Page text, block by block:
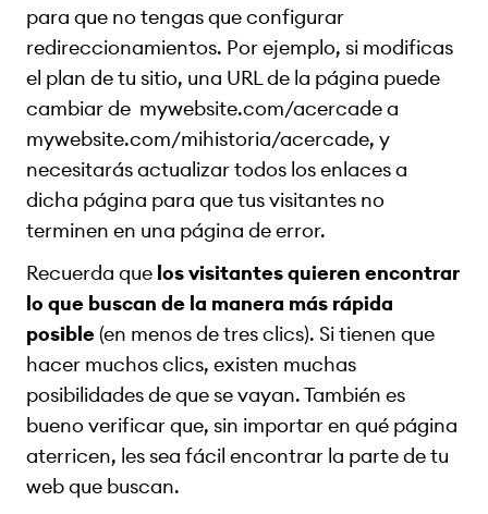
para que no tengas que configurar
redireccionamientos. Por ejemplo, si modificas
el plan de tu sitio, una URL de la página puede
cambiar de mywebsite.com/acercade a
mywebsite.com/mihistoria/acercade, y
necesitarás actualizar todos los enlaces a
dicha página para que tus visitantes no
terminen en una página de error.
Recuerda que los visitantes quieren encontrar
lo que buscan de la manera más rápida
posible(en menos de tres clics). Si tienen que
hacer muchos clics, existen muchas
posibilidades de que se vayan. También es
bueno verificar que, sin importar en qué página
aterricen, les sea fácil encontrar la parte de tu
web que buscan.